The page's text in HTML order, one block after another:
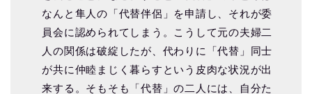
なんと隼人の「代替伴侶」を申請し、それが委
員会に認められてしまう。こうして元の夫婦二
人の関係は破綻したが、代わりに「代替」同士
が共に仲睦まじく暮らすという皮肉な状況が出
来する。そもそも「代替」の二人には、自分た